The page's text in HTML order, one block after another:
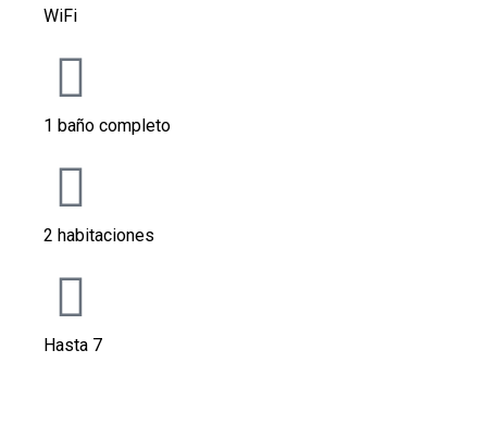
WiFi
1 baño completo
2 habitaciones
Hasta 7